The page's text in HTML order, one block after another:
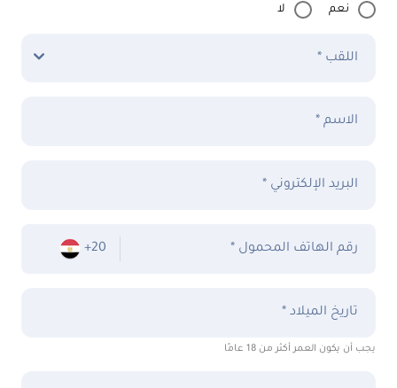
نعم لا
اللقب *
الاسم *
البريد الإلكتروني *
+20 * رقم الهاتف المحمول
تاريخ الميلاد *
يجب أن يكون العمر أكثر من 18 عامًا